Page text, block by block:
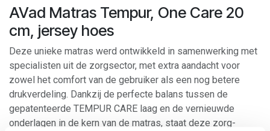
AVad Matras Tempur, One Care 20
cm, jersey hoes
Deze unieke matras werd ontwikkeld in samenwerking met
specialisten uit de zorgsector, met extra aandacht voor
zowel het comfort van de gebruiker als een nog betere
drukverdeling. Dankzij de perfecte balans tussen de
gepatenteerde TEMPUR CARE laag en de vernieuwde
onderlagen in de kern van de matras, staat deze zorg-